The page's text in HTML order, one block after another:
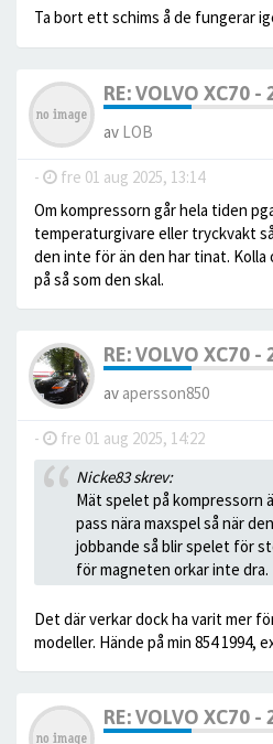
Ta bort ett schims å de fungerar
RE: VOLVO XC70 -
av LOB
- fre 01 aug 2025, 13:14
Om kompressorn går hela tiden
temperaturgivare eller tryckvakt
den inte för än den har tinat. Kolla
på så som den skal.
RE: VOLVO XC70 -
av apersson850
- fre 01 aug 2025, 14:22
Nicke83 skrev:
Mät spelet på kompressorn
pass nära maxspel så när
jobbande så blir spelet för
för magneten orkar inte dra.
Det där verkar dock ha varit mer
modeller. Hände på min 854 1994,
RE: VOLVO XC70 -